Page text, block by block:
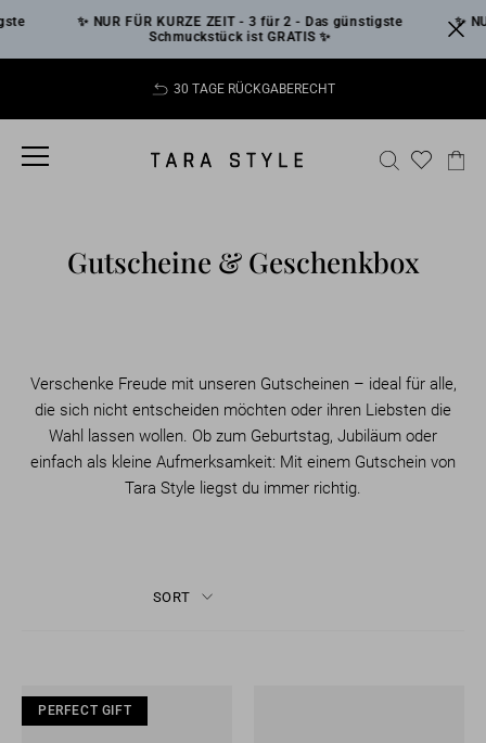
to
content
✨ NUR FÜR KURZE ZEIT - 3 für 2 - Das günstigste
Schmuckstück ist GRATIS ✨
✨
slideshow
30 TAGE RÜCKGABERECHT
SITE NAVIGATION SEARCH
Gutscheine & Geschenkbox
Verschenke Freude mit unseren Gutscheinen – ideal für alle,
die sich nicht entscheiden möchten oder ihren Liebsten die
Wahl lassen wollen. Ob zum Geburtstag, Jubiläum oder
einfach als kleine Aufmerksamkeit: Mit einem Gutschein von
Tara Style liegst du immer richtig.
SORT
PERFECT GIFT